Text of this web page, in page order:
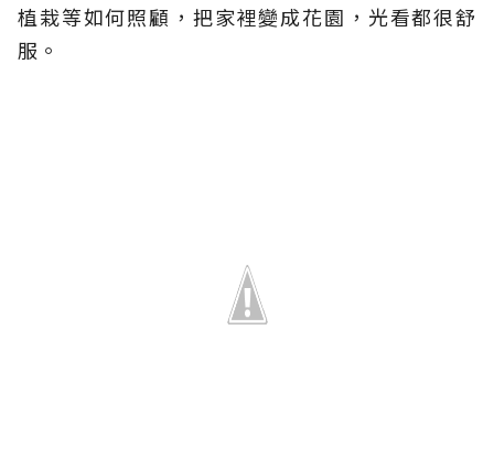
植栽等如何照顧，把家裡變成花園，光看都很舒
服。